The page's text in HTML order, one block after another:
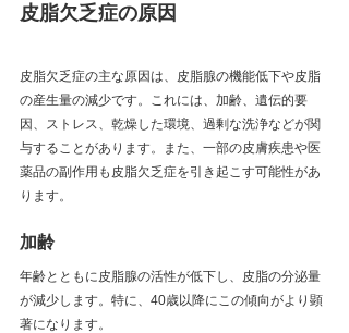
皮脂欠乏症の原因
皮脂欠乏症の主な原因は、皮脂腺の機能低下や皮脂
の産生量の減少です。これには、加齢、遺伝的要
因、ストレス、乾燥した環境、過剰な洗浄などが関
与することがあります。また、一部の皮膚疾患や医
薬品の副作用も皮脂欠乏症を引き起こす可能性があ
ります。
加齢
年齢とともに皮脂腺の活性が低下し、皮脂の分泌量
が減少します。特に、40歳以降にこの傾向がより顕
著になります。